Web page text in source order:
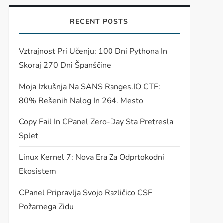
RECENT POSTS
Vztrajnost Pri Učenju: 100 Dni Pythona In
Skoraj 270 Dni Španščine
Moja Izkušnja Na SANS Ranges.IO CTF:
80% Rešenih Nalog In 264. Mesto
Copy Fail In CPanel Zero-Day Sta Pretresla
Splet
Linux Kernel 7: Nova Era Za Odprtokodni
Ekosistem
CPanel Pripravlja Svojo Različico CSF
Požarnega Zidu